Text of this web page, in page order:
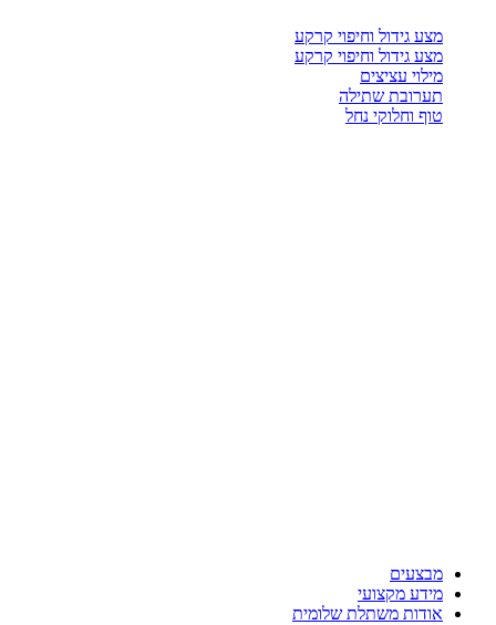
מצע גידול וחיפוי קרקע
מצע גידול וחיפוי קרקע
מילוי עציצים
תערובת שתילה
טוף וחלוקי נחל
מבצעים
מידע מקצועי
אודות משתלת שלומית